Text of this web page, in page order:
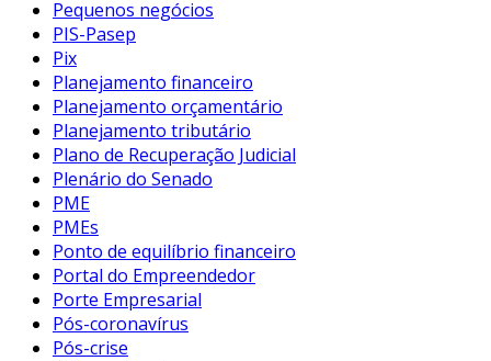
Pequenos negócios
PIS-Pasep
Pix
Planejamento financeiro
Planejamento orçamentário
Planejamento tributário
Plano de Recuperação Judicial
Plenário do Senado
PME
PMEs
Ponto de equilíbrio financeiro
Portal do Empreendedor
Porte Empresarial
Pós-coronavírus
Pós-crise